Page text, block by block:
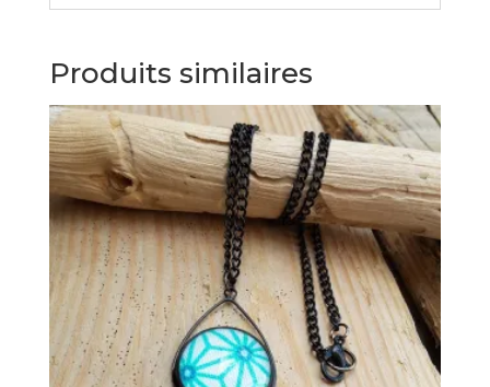
Produits similaires